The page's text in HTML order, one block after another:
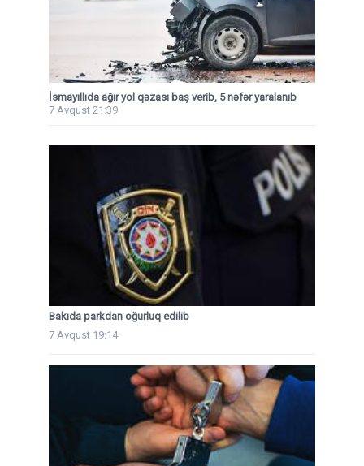
İsmayıllıda ağır yol qəzası baş verib, 5 nəfər yaralanıb
7 Avqust 21:39
Bakıda parkdan oğurluq edilib
7 Avqust 19:14